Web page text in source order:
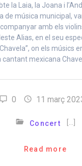
la Laia, la Joana i
de música municipal,
amb els
Alias, en el seu
on els músics
cantant mexicana
0 11 març
Concert […]
Read more